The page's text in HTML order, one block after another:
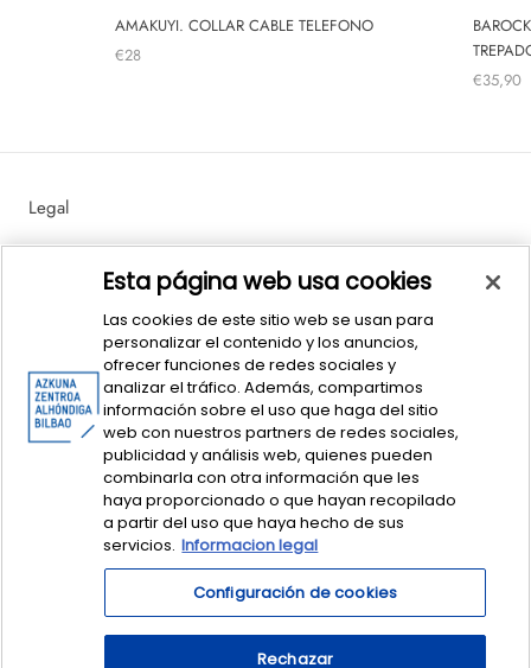
AMAKUYI. COLLAR CABLE TELEFONO
€28
€35,90
Legal
© dendAZ. This is Basque Design - Azkuna Zentroa Sociedad y Cultura
Contemporánea.Centro Azkuna de Sociedad y Cultura Contemporánea
S. A. CIF: A-95369849. dendaz@azkunazentroa.eus
Esta página web usa cookies
Las cookies de este sitio web se usan para
personalizar el contenido y los anuncios,
ofrecer funciones de redes sociales y
analizar el tráfico. Además, compartimos
información sobre el uso que haga del sitio
web con nuestros partners de redes sociales,
publicidad y análisis web, quienes pueden
combinarla con otra información que les
haya proporcionado o que hayan recopilado
a partir del uso que haya hecho de sus
servicios. Informacion legal
Configuración de cookies
Rechazar